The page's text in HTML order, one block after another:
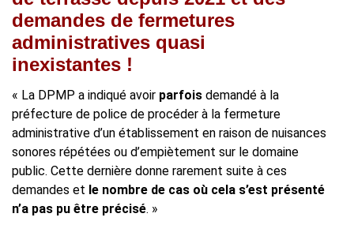
demandes de fermetures
administratives quasi
inexistantes !
« La DPMP a indiqué avoir parfois demandé à la
préfecture de police de procéder à la fermeture
administrative d’un établissement en raison de nuisances
sonores répétées ou d’empiètement sur le domaine
public. Cette dernière donne rarement suite à ces
demandes et le nombre de cas où cela s’est présenté
n’a pas pu être précisé. »